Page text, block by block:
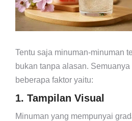
Tentu saja minuman-minuman
bukan tanpa alasan.
beberapa faktor yaitu:
1. Tampilan Visual
Minuman yang mempunyai